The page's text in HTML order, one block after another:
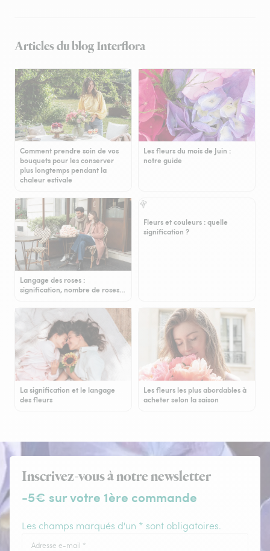
Articles du blog Interflora
Comment prendre soin de vos
bouquets pour les conserver
plus longtemps pendant la
chaleur estivale
Les fleurs du mois de Juin :
notre guide
Langage des roses :
signification, nombre de roses…
Fleurs et couleurs : quelle
signification ?
La signification et le langage
des fleurs
Les fleurs les plus abordables à
acheter selon la saison
Inscrivez-vous à notre newsletter
-5€ sur votre 1ère commande
Les champs marqués d'un * sont obligatoires.
Adresse e-mail *